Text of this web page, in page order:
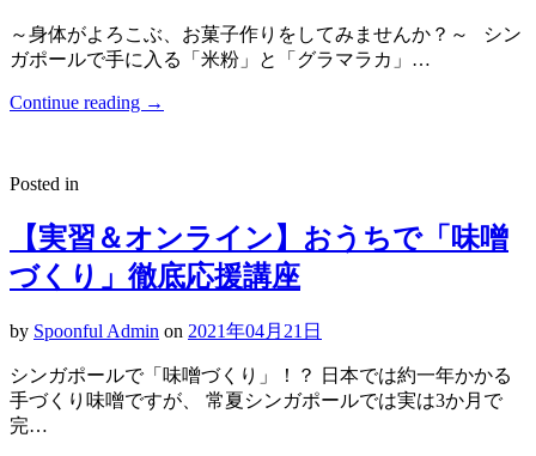
～身体がよろこぶ、お菓子作りをしてみませんか？～ シン
ガポールで手に入る「米粉」と「グラマラカ」…
Continue reading →
Posted in
【実習＆オンライン】おうちで「味噌
づくり」徹底応援講座
by Spoonful Admin on 2021年04月21日
シンガポールで「味噌づくり」！？ 日本では約一年かかる
手づくり味噌ですが、 常夏シンガポールでは実は3か月で
完…